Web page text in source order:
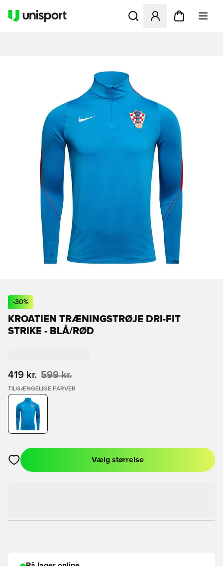
Åbner en Modal til at
-30%
KROATIEN TRÆNINGSTRØJE DRI-FIT
STRIKE - BLÅ/RØD
419 kr. 599 kr.
TILGÆNGELIGE FARVER
Åbner en Modal til at logge ind eller tilmelde dig som medlem
Vælg størrelse